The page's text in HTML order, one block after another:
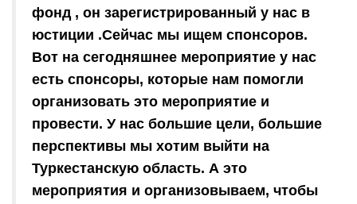
фонд , он зарегистрированный у нас в
юстиции .Сейчас мы ищем спонсоров.
Вот на сегодняшнее мероприятие у нас
есть спонсоры, которые нам помогли
организовать это мероприятие и
провести. У нас большие цели, большие
перспективы мы хотим выйти на
Туркестанскую область. А это
мероприятия и организовываем, чтобы